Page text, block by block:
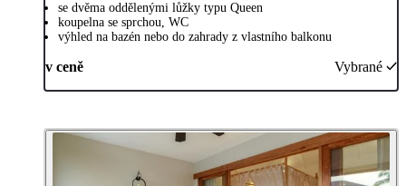
se dvěma oddělenými lůžky typu Queen
koupelna se sprchou, WC
výhled na bazén nebo do zahrady z vlastního balkonu
v ceně Vybrané